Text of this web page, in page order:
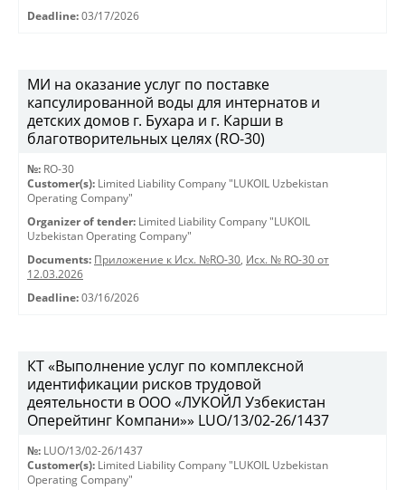
Deadline: 03/17/2026
МИ на оказание услуг по поставке
капсулированной воды для интернатов и
детских домов г. Бухара и г. Карши в
благотворительных целях (RO-30)
№: RO-30
Customer(s): Limited Liability Company "LUKOIL Uzbekistan
Operating Company"
Organizer of tender: Limited Liability Company "LUKOIL
Uzbekistan Operating Company"
Documents: Приложение к Исх. №RO-30, Исх. № RO-30 от
12.03.2026
Deadline: 03/16/2026
КТ «Выполнение услуг по комплексной
идентификации рисков трудовой
деятельности в ООО «ЛУКОЙЛ Узбекистан
Оперейтинг Компани»» LUO/13/02-26/1437
№: LUO/13/02-26/1437
Customer(s): Limited Liability Company "LUKOIL Uzbekistan
Operating Company"